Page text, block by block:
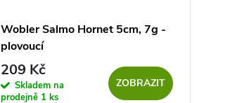
Wobler Salmo Hornet 5cm, 7g -
plovoucí
209 Kč
Skladem na
prodejně 1 ks
ZOBRAZIT